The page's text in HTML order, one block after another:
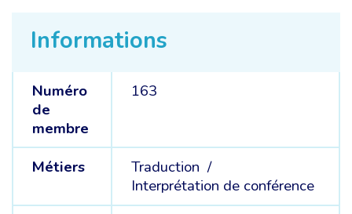
Informations
Numéro
de
membre
163
Métiers
Traduction /
Interprétation de conférence